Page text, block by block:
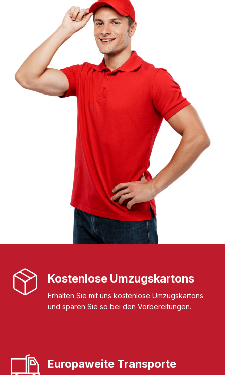
Kostenlose Umzugskartons
Erhalten Sie mit uns kostenlose Umzugskartons
und sparen Sie so bei den Vorbereitungen.
Europaweite Transporte